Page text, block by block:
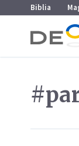
Przejdź do menu
Przejdź do treści
Biblia